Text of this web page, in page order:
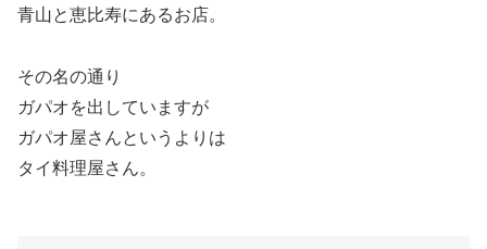
青山と恵比寿にあるお店。
その名の通り
ガパオを出していますが
ガパオ屋さんというよりは
タイ料理屋さん。